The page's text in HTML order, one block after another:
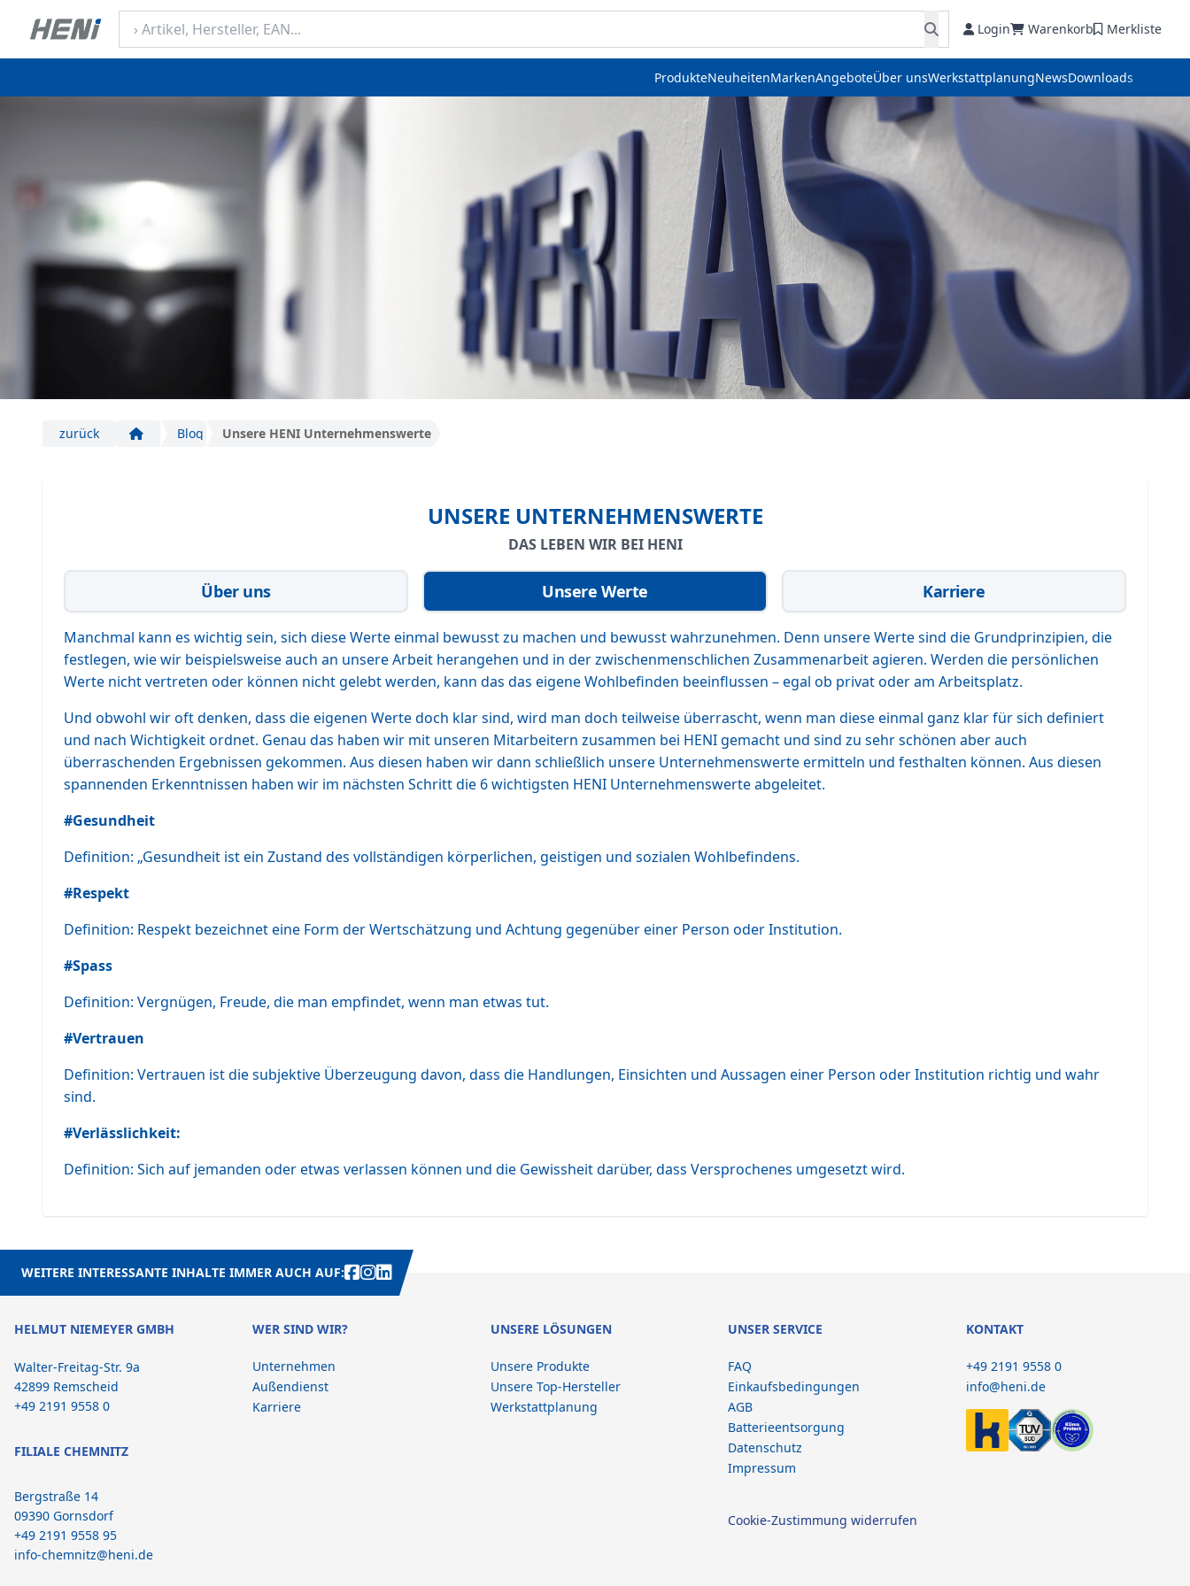
Login Warenkorb Merkliste
ProdukteNeuheitenMarkenAngeboteÜber unsWerkstattplanungNewsDownloads
zurück Start Blog Unsere HENI Unternehmenswerte
UNSERE UNTERNEHMENSWERTE
DAS LEBEN WIR BEI HENI
Über uns Unsere Werte Karriere
Manchmal kann es wichtig sein, sich diese Werte einmal bewusst zu machen und bewusst wahrzunehmen. Denn unsere Werte sind die Grundprinzipien, die
festlegen, wie wir beispielsweise auch an unsere Arbeit herangehen und in der zwischenmenschlichen Zusammenarbeit agieren. Werden die persönlichen
Werte nicht vertreten oder können nicht gelebt werden, kann das das eigene Wohlbefinden beeinflussen – egal ob privat oder am Arbeitsplatz.
Und obwohl wir oft denken, dass die eigenen Werte doch klar sind, wird man doch teilweise überrascht, wenn man diese einmal ganz klar für sich definiert
und nach Wichtigkeit ordnet. Genau das haben wir mit unseren Mitarbeitern zusammen bei HENI gemacht und sind zu sehr schönen aber auch
überraschenden Ergebnissen gekommen. Aus diesen haben wir dann schließlich unsere Unternehmenswerte ermitteln und festhalten können. Aus diesen
spannenden Erkenntnissen haben wir im nächsten Schritt die 6 wichtigsten HENI Unternehmenswerte abgeleitet.
#Gesundheit
Definition: „Gesundheit ist ein Zustand des vollständigen körperlichen, geistigen und sozialen Wohlbefindens.
#Respekt
Definition: Respekt bezeichnet eine Form der Wertschätzung und Achtung gegenüber einer Person oder Institution.
#Spass
Definition: Vergnügen, Freude, die man empfindet, wenn man etwas tut.
#Vertrauen
Definition: Vertrauen ist die subjektive Überzeugung davon, dass die Handlungen, Einsichten und Aussagen einer Person oder Institution richtig und wahr
sind.
#Verlässlichkeit:
Definition: Sich auf jemanden oder etwas verlassen können und die Gewissheit darüber, dass Versprochenes umgesetzt wird.
WEITERE INTERESSANTE INHALTE IMMER AUCH AUF:
HELMUT NIEMEYER GMBH
Walter-Freitag-Str. 9a
42899 Remscheid
+49 2191 9558 0
FILIALE CHEMNITZ
Bergstraße 14
09390 Gornsdorf
+49 2191 9558 95
info-chemnitz@heni.de
WER SIND WIR?
Unternehmen
Außendienst
Karriere
UNSERE LÖSUNGEN
Unsere Produkte
Unsere Top-Hersteller
Werkstattplanung
UNSER SERVICE
FAQ
Einkaufsbedingungen
AGB
Batterieentsorgung
Datenschutz
Impressum
Cookie-Zustimmung widerrufen
KONTAKT
+49 2191 9558 0
info@heni.de